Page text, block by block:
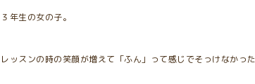
３年生の女の子。
レッスンの時の笑顔が増えて「ふん」って感じでそっけなかっ